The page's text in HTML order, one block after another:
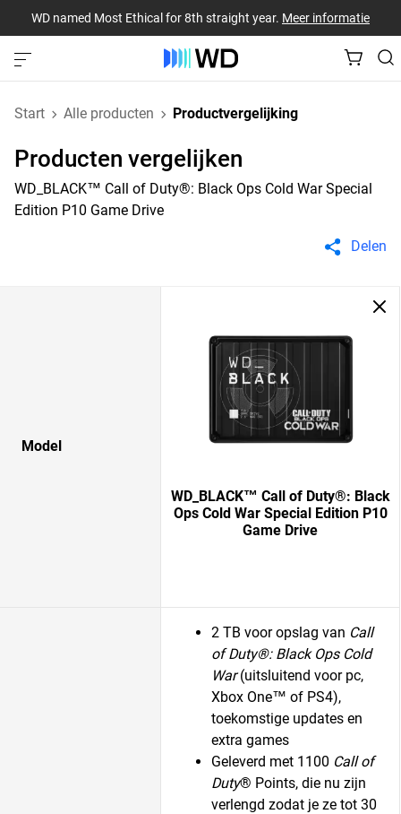
WD named Most Ethical for 8th straight year. Meer informatie
Start Alle producten Productvergelijking
Producten vergelijken
WD_BLACK™ Call of Duty®: Black Ops Cold War Special
Edition P10 Game Drive
Delen
Model
WD_BLACK™ Call of Duty®: Black
Ops Cold War Special Edition P10
Game Drive
2 TB voor opslag van Call
of Duty®: Black Ops Cold
War(uitsluitend voor pc,
Xbox One™ of PS4),
toekomstige updates en
extra games
Geleverd met 1100 Call of
Duty® Points, die nu zijn
verlengd zodat je ze tot 30